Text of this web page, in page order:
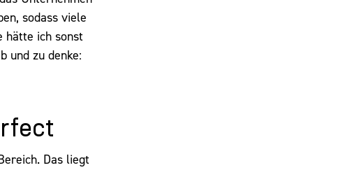
sodass viele
hätte ich sonst
und zu denke:
Das liegt